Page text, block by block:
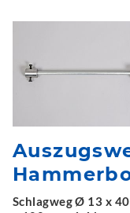
Schlagweg Ø 13 x